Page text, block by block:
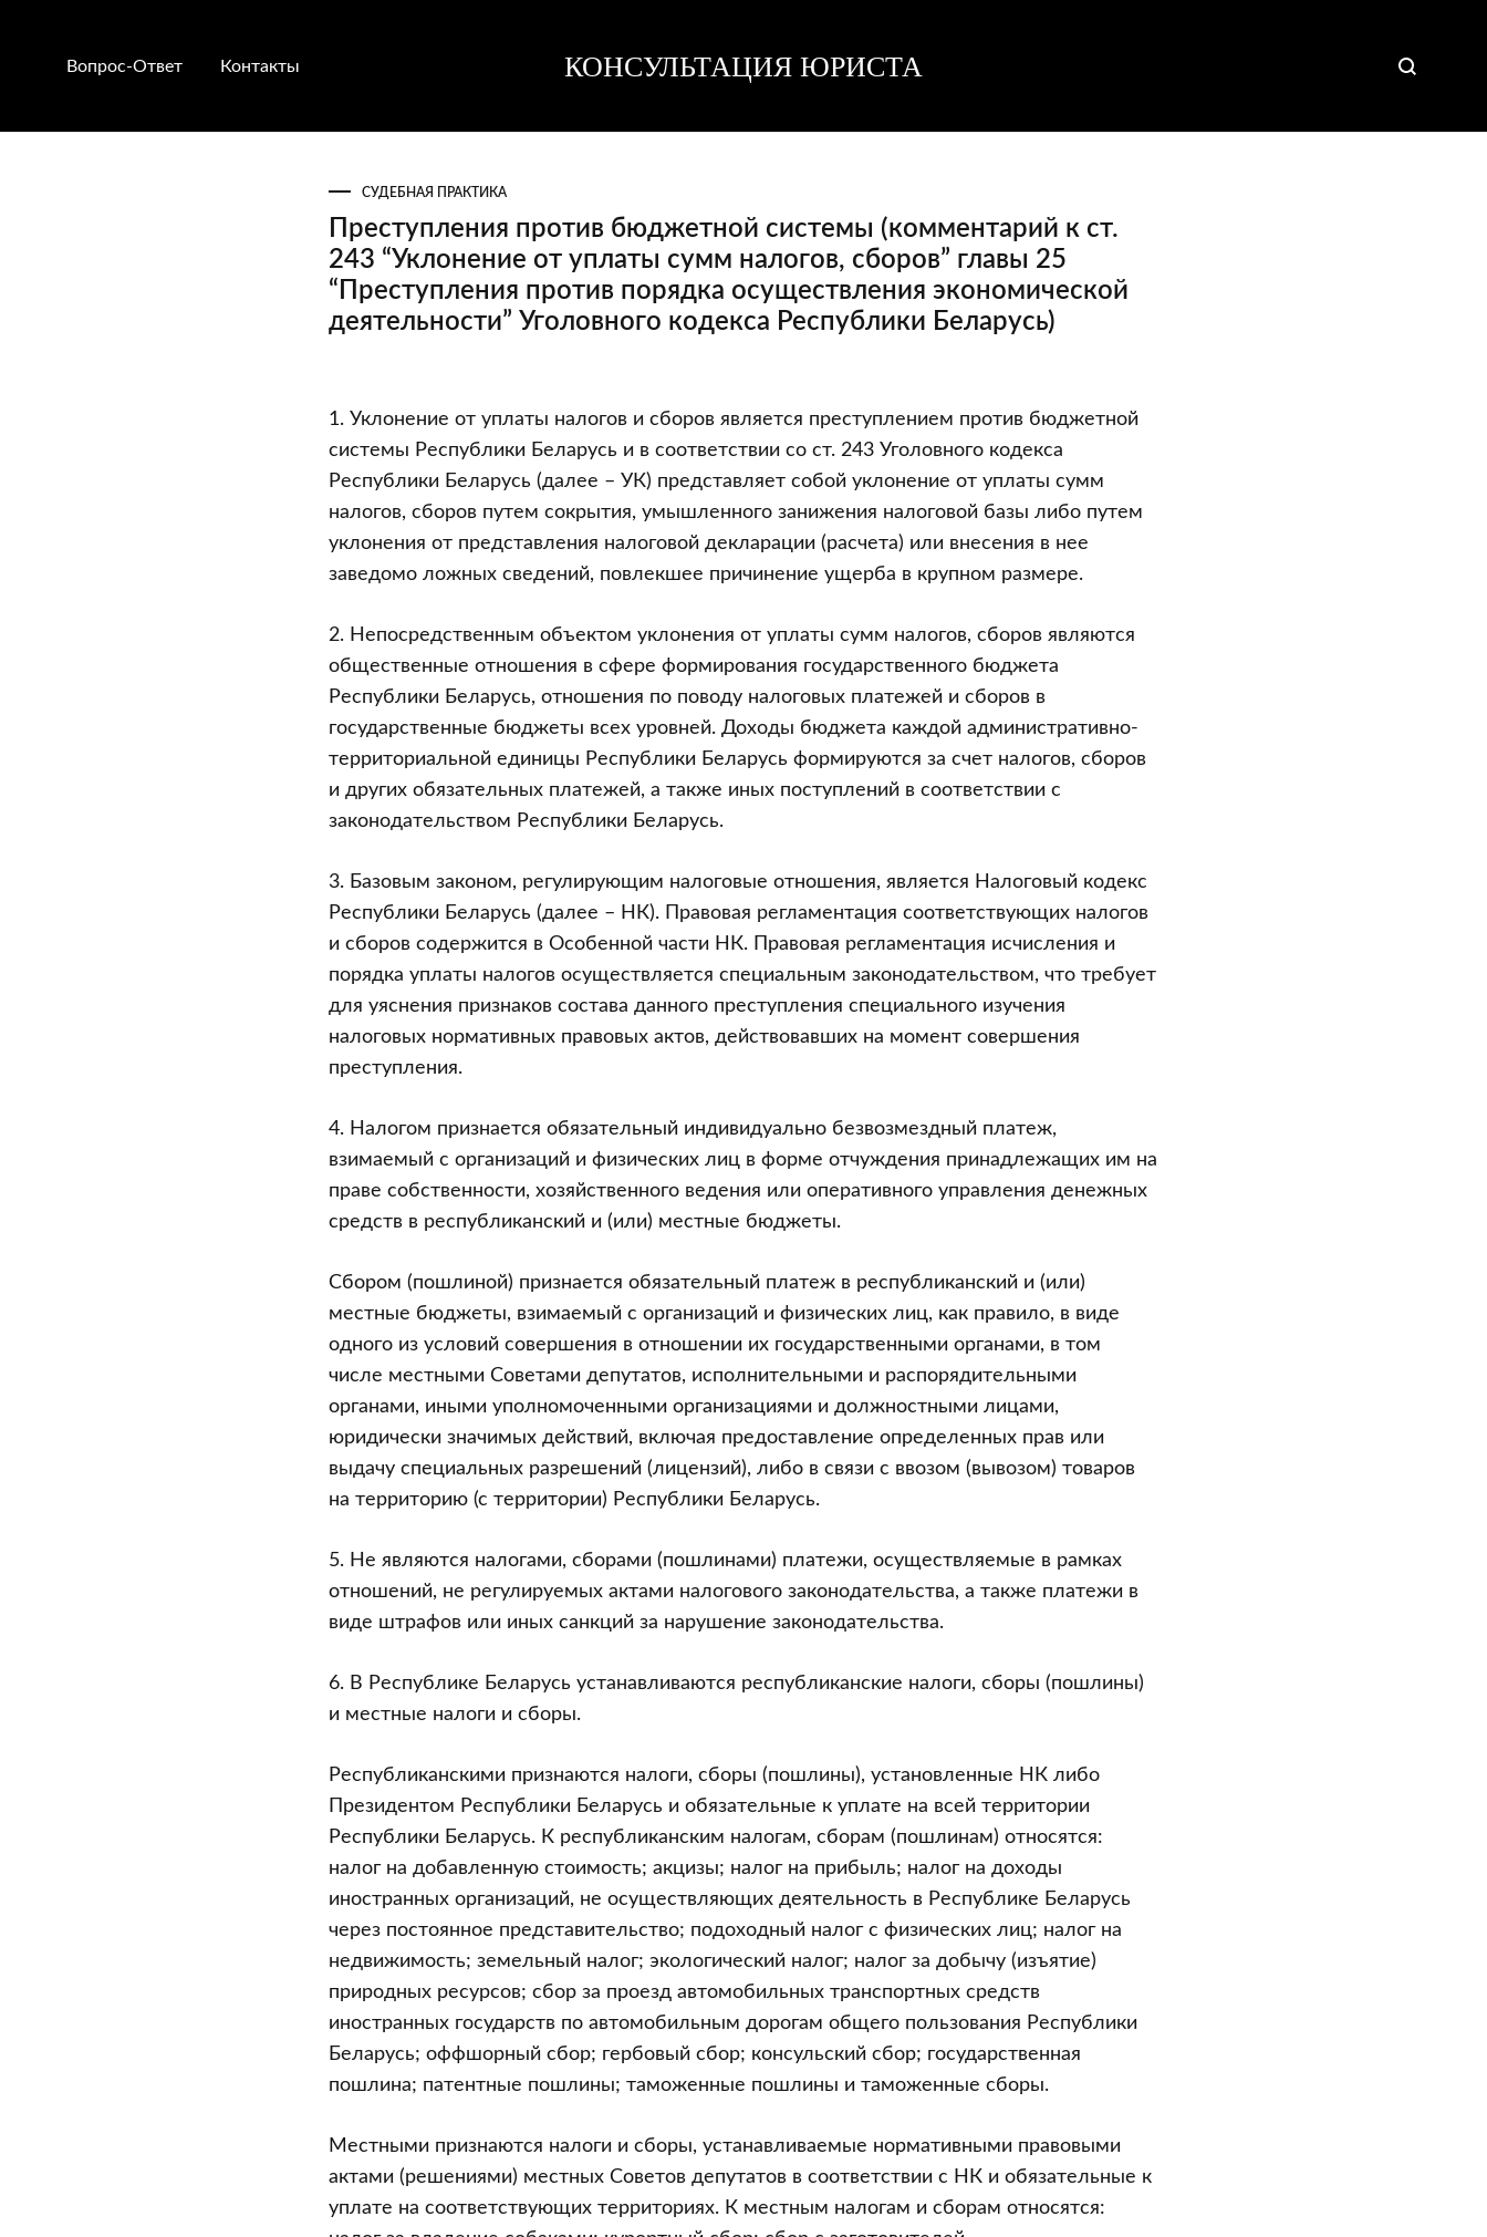
Вопрос-Ответ Контакты КОНСУЛЬТАЦИЯ ЮРИСТА
юриста
юриста
СУДЕБНАЯ ПРАКТИКА
Преступления против бюджетной системы (комментарий к ст.
243 “Уклонение от уплаты сумм налогов, сборов” главы 25
“Преступления против порядка осуществления экономической
деятельности” Уголовного кодекса Республики Беларусь)
Преступления
против
бюджетной
системы
(комментарий
к
243
“Уклонение
от
уплаты
сумм
налогов,
сборов”
25
“Преступления
против
порядка
осуществления
экономической
деятельности”
кодекса
Республики
Беларусь)
1. Уклонение от уплаты налогов и сборов является преступлением против бюджетной
системы Республики Беларусь и в соответствии со ст. 243 Уголовного кодекса
Республики Беларусь (далее – УК) представляет собой уклонение от уплаты сумм
налогов, сборов путем сокрытия, умышленного занижения налоговой базы либо путем
уклонения от представления налоговой декларации (расчета) или внесения в нее
заведомо ложных сведений, повлекшее причинение ущерба в крупном размере.
2. Непосредственным объектом уклонения от уплаты сумм налогов, сборов являются
общественные отношения в сфере формирования государственного бюджета
Республики Беларусь, отношения по поводу налоговых платежей и сборов в
государственные бюджеты всех уровней. Доходы бюджета каждой административно-
территориальной единицы Республики Беларусь формируются за счет налогов, сборов
и других обязательных платежей, а также иных поступлений в соответствии с
законодательством Республики Беларусь.
3. Базовым законом, регулирующим налоговые отношения, является Налоговый кодекс
Республики Беларусь (далее – НК). Правовая регламентация соответствующих налогов
и сборов содержится в Особенной части НК. Правовая регламентация исчисления и
порядка уплаты налогов осуществляется специальным законодательством, что требует
для уяснения признаков состава данного преступления специального изучения
налоговых нормативных правовых актов, действовавших на момент совершения
преступления.
4. Налогом признается обязательный индивидуально безвозмездный платеж,
взимаемый с организаций и физических лиц в форме отчуждения принадлежащих им на
праве собственности, хозяйственного ведения или оперативного управления денежных
средств в республиканский и (или) местные бюджеты.
Сбором (пошлиной) признается обязательный платеж в республиканский и (или)
местные бюджеты, взимаемый с организаций и физических лиц, как правило, в виде
одного из условий совершения в отношении их государственными органами, в том
числе местными Советами депутатов, исполнительными и распорядительными
органами, иными уполномоченными организациями и должностными лицами,
юридически значимых действий, включая предоставление определенных прав или
выдачу специальных разрешений (лицензий), либо в связи с ввозом (вывозом) товаров
на территорию (с территории) Республики Беларусь.
5. Не являются налогами, сборами (пошлинами) платежи, осуществляемые в рамках
отношений, не регулируемых актами налогового законодательства, а также платежи в
виде штрафов или иных санкций за нарушение законодательства.
6. В Республике Беларусь устанавливаются республиканские налоги, сборы (пошлины)
и местные налоги и сборы.
Республиканскими признаются налоги, сборы (пошлины), установленные НК либо
Президентом Республики Беларусь и обязательные к уплате на всей территории
Республики Беларусь. К республиканским налогам, сборам (пошлинам) относятся:
налог на добавленную стоимость; акцизы; налог на прибыль; налог на доходы
иностранных организаций, не осуществляющих деятельность в Республике Беларусь
через постоянное представительство; подоходный налог с физических лиц; налог на
недвижимость; земельный налог; экологический налог; налог за добычу (изъятие)
природных ресурсов; сбор за проезд автомобильных транспортных средств
иностранных государств по автомобильным дорогам общего пользования Республики
Беларусь; оффшорный сбор; гербовый сбор; консульский сбор; государственная
пошлина; патентные пошлины; таможенные пошлины и таможенные сборы.
Местными признаются налоги и сборы, устанавливаемые нормативными правовыми
актами (решениями) местных Советов депутатов в соответствии с НК и обязательные к
уплате на соответствующих территориях. К местным налогам и сборам относятся: